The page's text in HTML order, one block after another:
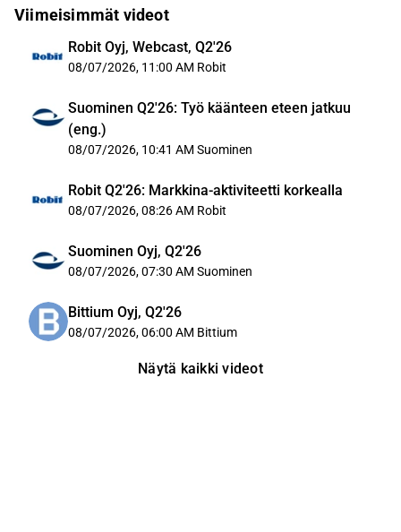
Viimeisimmät videot
Robit Oyj, Webcast, Q2'26
08/07/2026, 11:00 AM Robit
Suominen Q2'26: Työ käänteen eteen jatkuu
(eng.)
08/07/2026, 10:41 AM Suominen
Robit Q2'26: Markkina-aktiviteetti korkealla
08/07/2026, 08:26 AM Robit
Suominen Oyj, Q2'26
08/07/2026, 07:30 AM Suominen
Bittium Oyj, Q2'26
08/07/2026, 06:00 AM Bittium
Näytä kaikki videot